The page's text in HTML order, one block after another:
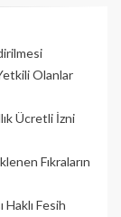
Olanlar
Üc­retli İzni
Fıkraların
Fesih